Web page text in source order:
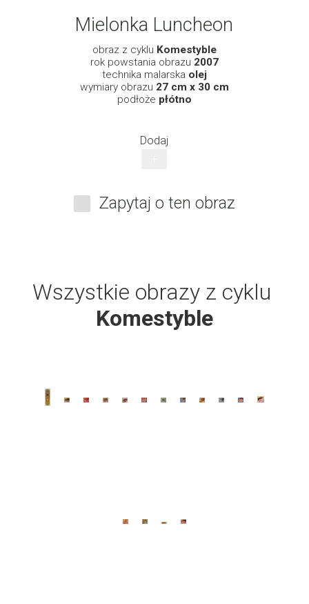
Mielonka Luncheon
obraz z cyklu Komestyble
rok powstania obrazu 2007
technika malarska olej
wymiary obrazu 27 cm x 30 cm
podłoże płótno
Dodaj
Zapytaj o ten obraz
Wszystkie obrazy z cyklu
Komestyble